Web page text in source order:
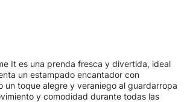
It es una prenda fresca y divertida, ideal
un estampado encantador con
toque alegre y veraniego al guardarropa
y comodidad durante todas las